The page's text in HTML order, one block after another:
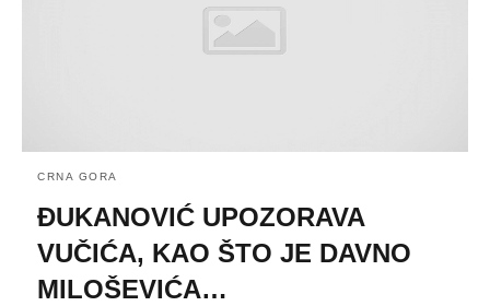
CRNA GORA
ĐUKANOVIĆ UPOZORAVA
VUČIĆA, KAO ŠTO JE DAVNO
MILOŠEVIĆA…